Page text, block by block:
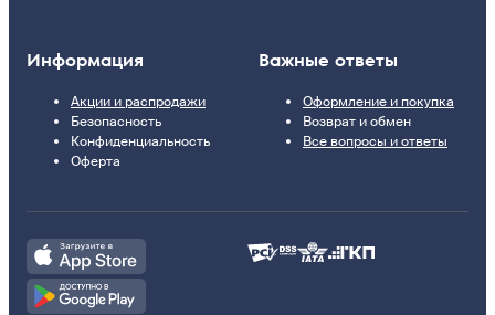
Информация
Акции и распродажи
Безопасность
Конфиденциальность
Оферта
Важные ответы
Оформление и покупка
Возврат и обмен
Все вопросы и ответы